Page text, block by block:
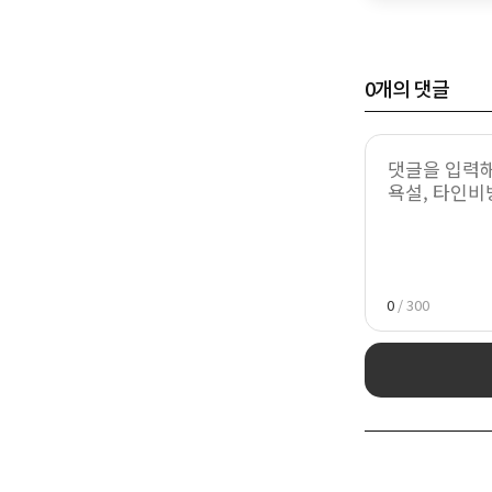
0개의 댓글
0 / 300